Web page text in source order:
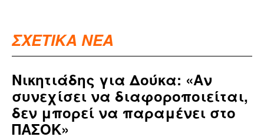
ΣΧΕΤΙΚΑ ΝΕΑ
Νικητιάδης για Δούκα: «Αν
συνεχίσει να διαφοροποιείται,
δεν μπορεί να παραμένει στο
ΠΑΣΟΚ»